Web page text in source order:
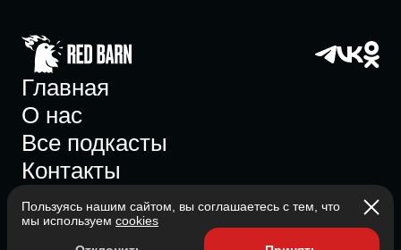
Главная
О нас
Все подкасты
Контакты
Пользуясь нашим сайтом, вы соглашаетесь с тем, что
мы используем cookies